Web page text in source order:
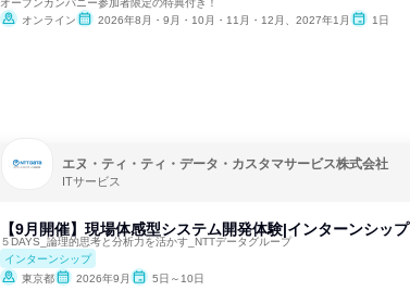
オープンカンパニー参加者限定の特典付き！
オンライン
2026年8月・9月・10月・11月・12月、2027年1月 1日
エヌ・ティ・ティ・データ・カスタマサービス株式会社
ITサービス
【9月開催】現場体感型システム開発体験|インターンシップ
５DAYS_論理的思考と分析力を活かす_NTTデータグループ
インターンシップ
東京都
2026年9月 5日～10日